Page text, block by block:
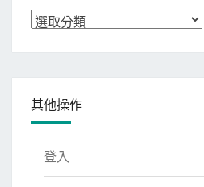
分
其他操作
登入